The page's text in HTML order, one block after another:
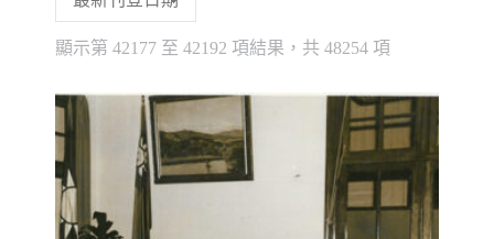
顯示第 42177 至 42192 項結果，共 48254 項Sorted